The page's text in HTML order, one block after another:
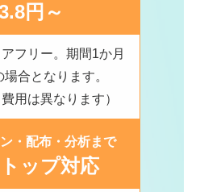
円～
フリー。期間1か月
合となります。
用は異なります）
・配布・分析まで
ップ対応